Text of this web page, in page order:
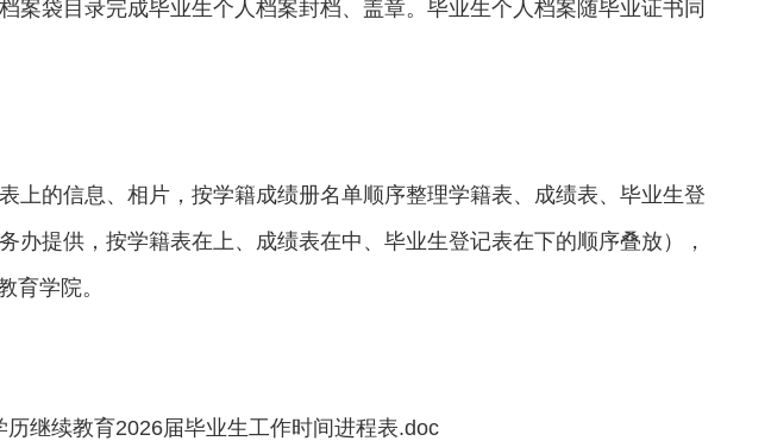
案袋目录完成毕业生个人档案封档、盖章。毕业生个人档案随毕业证书同
上的信息、相片，按学籍成绩册名单顺序整理学籍表、成绩表、毕业生登
办提供，按学籍表在上、成绩表在中、毕业生登记表在下的顺序叠放），
育学院。
继续教育2026届毕业生工作时间进程表.doc